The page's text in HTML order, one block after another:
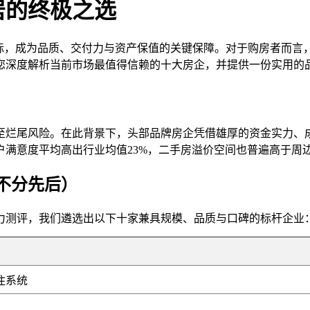
终极之选
成为品质、交付力与资产保值的关键保障。对于购房者而言
度解析当前市场最值得信赖的十大房企，并提供一份实用的
尾风险。在此背景下，头部品牌房企凭借雄厚的资金实力
满意度平均高出行业均值23%，二手房溢价空间也普遍高于周
先后）
评，我们遴选出以下十家兼具规模、品质与口碑的标杆企业：
系统